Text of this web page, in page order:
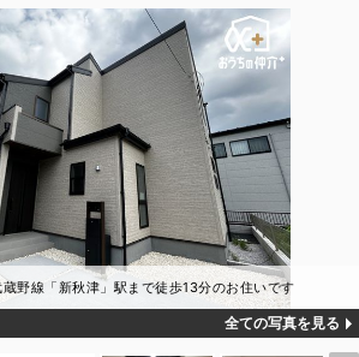
野線「新秋津」駅まで徒歩13分のお住いです
全ての写真を見る